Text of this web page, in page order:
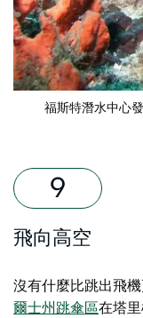
福斯特潛水中心
飛向高空
沒有什麼比跳出飛
爾士州跳傘區在塔